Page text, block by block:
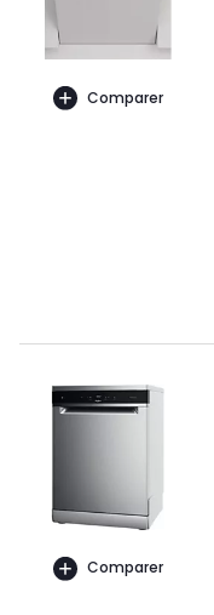
Comparer
Comparer